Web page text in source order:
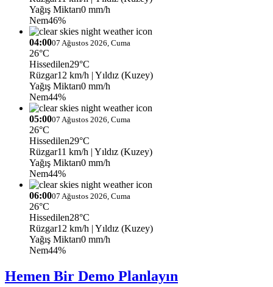
Yağış Miktarı0 mm/h
Nem46%
04:0007 Ağustos 2026, Cuma
26°C
Hissedilen29°C
Rüzgar12 km/h | Yıldız (Kuzey)
Yağış Miktarı0 mm/h
Nem44%
05:0007 Ağustos 2026, Cuma
26°C
Hissedilen29°C
Rüzgar11 km/h | Yıldız (Kuzey)
Yağış Miktarı0 mm/h
Nem44%
06:0007 Ağustos 2026, Cuma
26°C
Hissedilen28°C
Rüzgar12 km/h | Yıldız (Kuzey)
Yağış Miktarı0 mm/h
Nem44%
Hemen Bir Demo Planlayın